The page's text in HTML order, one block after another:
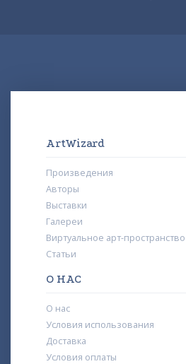
ArtWizard
Произведения
Авторы
Выставки
Галереи
Виртуальное арт-пространство
Статьи
О НАС
О нас
Условия использования
Доставка
Условия оплаты